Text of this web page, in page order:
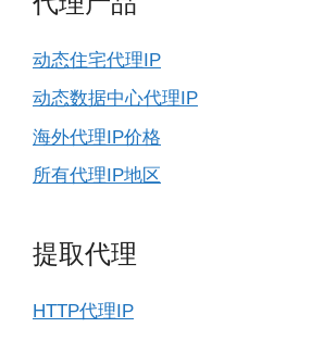
动态住宅代理IP
动态数据中心代理IP
海外代理IP价格
所有代理IP地区
提取代理
HTTP代理IP